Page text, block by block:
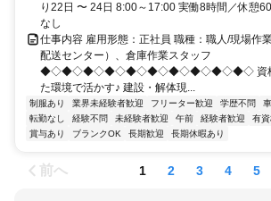
り22日 〜 24日 8:00～17:00 実働8時間／休憩
なし
仕事内容 雇用形態：正社員 職種：職人/現場作
配送センター）、倉庫作業スタッフ
◆◇◆◇◆◇◆◇◆◇◆◇◆◇◆◇◆◇◆◇ 資格と
た環境で活かす♪ 建設・解体現...
制服あり 業界未経験者歓迎 フリーター歓迎 学歴不問
転勤なし
経験不問 未経験者歓迎 午前 経験者歓迎 有
賞与あり
ブランクOK 長期歓迎 長期休暇あり
前へ 1 2 3 4 5